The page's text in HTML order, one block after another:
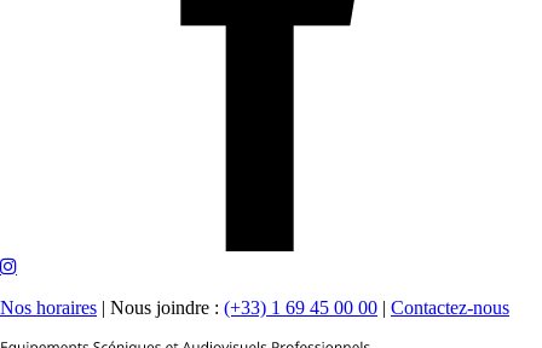
Nos horaires | Nous joindre : (+33) 1 69 45 00 00 | Contactez-nous